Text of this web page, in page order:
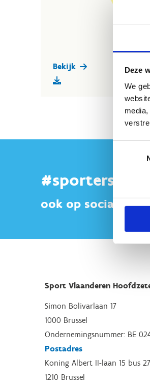
Deze
We
Bekijk
ook op sociale
Sport Vlaanderen
Simon Bolivarlaan 17
1000 Brussel
Ondernemingsnummer: BE
Postadres
Koning Albert II-laan 15 bus
1210 Brussel